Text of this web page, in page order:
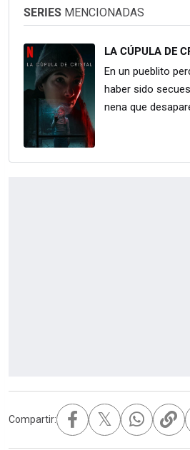
SERIESMENCIONADAS
LA CÚPULA DE
En un pueblito
haber sido
nena que
Compartir: 𝕏